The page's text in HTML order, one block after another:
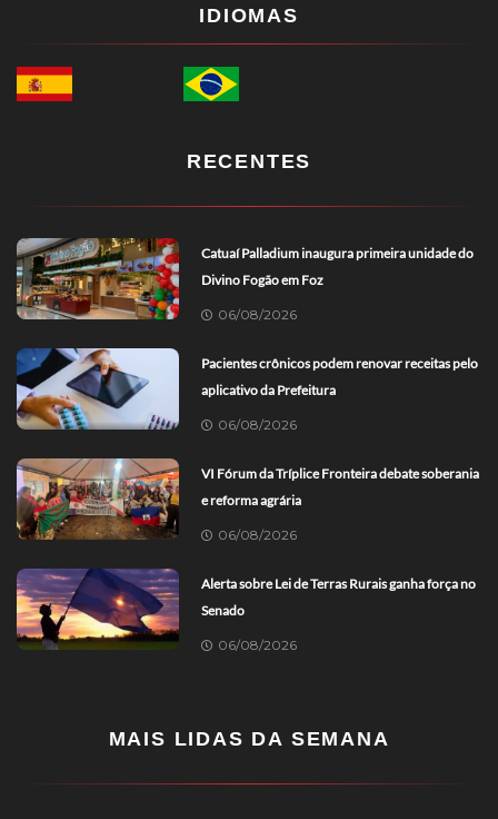
IDIOMAS
RECENTES
Catuaí Palladium inaugura primeira unidade do
Divino Fogão em Foz
06/08/2026
Pacientes crônicos podem renovar receitas pelo
aplicativo da Prefeitura
06/08/2026
VI Fórum da Tríplice Fronteira debate soberania
e reforma agrária
06/08/2026
Alerta sobre Lei de Terras Rurais ganha força no
Senado
06/08/2026
MAIS LIDAS DA SEMANA